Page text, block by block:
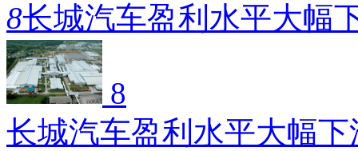
8长城汽车盈利水平大幅
8
长城汽车盈利水平大幅下